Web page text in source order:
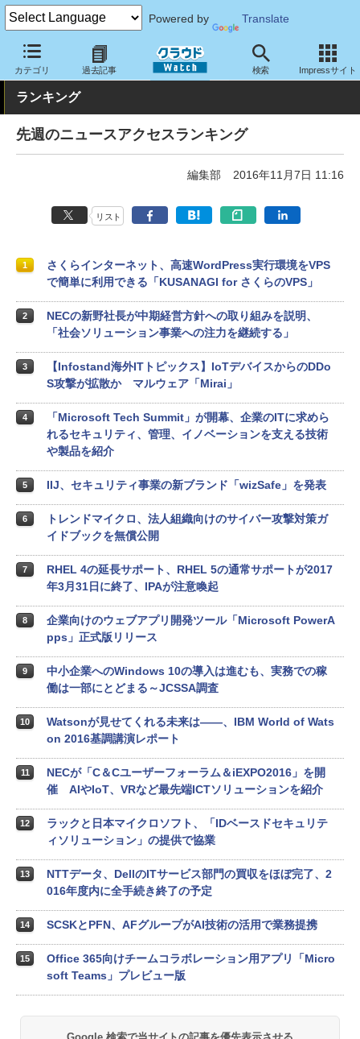
Powered by Translate
カテゴリ 過去記事 検索 Impressサイト
クラウド Watch トピック ランキング
ランキング
先週のニュースアクセスランキング
編集部 2016年11月7日 11:16
リスト
1
さくらインターネット、高速WordPress実行環境をVPS
で簡単に利用できる「KUSANAGI for さくらのVPS」
2
NECの新野社長が中期経営方針への取り組みを説明、
「社会ソリューション事業への注力を継続する」
3
【Infostand海外ITトピックス】IoTデバイスからのDDo
S攻撃が拡散か マルウェア「Mirai」
4
「Microsoft Tech Summit」が開幕、企業のITに求めら
れるセキュリティ、管理、イノベーションを支える技術
や製品を紹介
5 IIJ、セキュリティ事業の新ブランド「wizSafe」を発表
6
トレンドマイクロ、法人組織向けのサイバー攻撃対策ガ
イドブックを無償公開
7
RHEL 4の延長サポート、RHEL 5の通常サポートが2017
年3月31日に終了、IPAが注意喚起
8
企業向けのウェブアプリ開発ツール「Microsoft PowerA
pps」正式版リリース
9
中小企業へのWindows 10の導入は進むも、実務での稼
働は一部にとどまる～JCSSA調査
10
Watsonが見せてくれる未来は――、IBM World of Wats
on 2016基調講演レポート
11
NECが「C＆Cユーザーフォーラム＆iEXPO2016」を開
催 AIやIoT、VRなど最先端ICTソリューションを紹介
12
ラックと日本マイクロソフト、「IDベースドセキュリテ
ィソリューション」の提供で協業
13
NTTデータ、DellのITサービス部門の買収をほぼ完了、2
016年度内に全手続き終了の予定
14 SCSKとPFN、AFグループがAI技術の活用で業務提携
15
Office 365向けチームコラボレーション用アプリ「Micro
soft Teams」プレビュー版